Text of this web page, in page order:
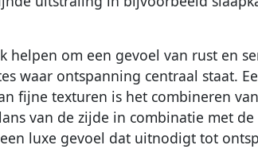
helpen om een gevoel van rust en
waar ontspanning centraal staat.
fijne texturen is het combineren
van de zijde in combinatie met
luxe gevoel dat uitnodigt tot